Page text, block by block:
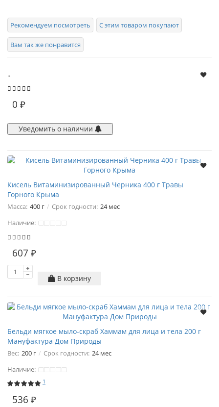
Рекомендуем посмотреть С этим товаром покупают
Вам так же понравится
..
0 ₽
Уведомить о наличии
Кисель Витаминизированный Черника 400 г Травы
Горного Крыма
Масса: 400 г Срок годности: 24 мес
Наличие:
607 ₽
В корзину
Бельди мягкое мыло-скраб Хаммам для лица и тела 200 г
Мануфактура Дом Природы
Вес: 200 г Срок годности: 24 мес
Наличие:
1
536 ₽